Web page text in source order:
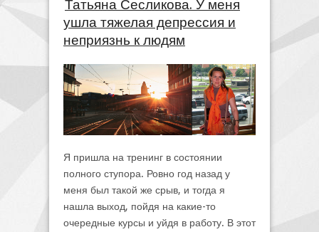
Татьяна Сесликова. У меня
ушла тяжелая депрессия и
неприязнь к людям
Я пришла на тренинг в состоянии
полного ступора. Ровно год назад у
меня был такой же срыв, и тогда я
нашла выход, пойдя на какие-то
очередные курсы и уйдя в работу. В этот